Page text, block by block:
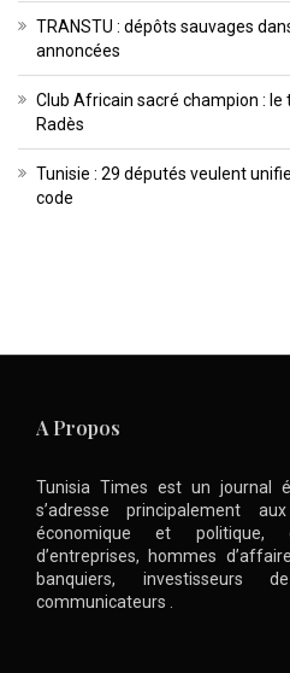
TRANSTU : dépôts sauvages
annoncées
Club Africain sacré champion :
Radès
Tunisie : 29 députés veulent
code
A Propos
Tunisia Times est un journal
s’adresse principalement
économique et politique,
d’entreprises, hommes
banquiers,
communicateurs .